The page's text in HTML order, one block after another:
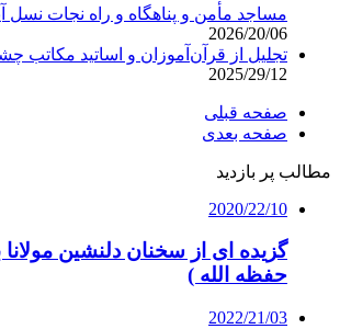
مساجد مأمن و پناهگاه و راه نجات نسل
2026/20/06
تجلیل از قرآن‌آموزان و اساتید مکاتب
2025/29/12
صفحه قبلی
صفحه بعدی
مطالب پر بازدید
2020/22/10
گزیده ای از سخنان دلنشین
حفظه الله )
2022/21/03